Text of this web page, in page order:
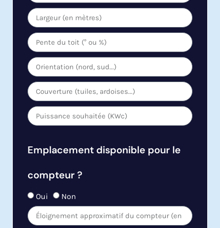
Emplacement disponible pour le
compteur ?
Oui Non